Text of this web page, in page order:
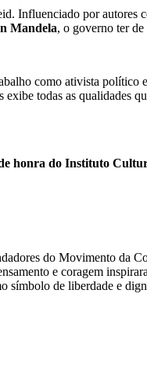
Influenciado por autores
Mandela, o governo ter de
como ativista político
todas as qualidades
honra do Instituto
do Movimento da
e coragem
símbolo de liberdade e